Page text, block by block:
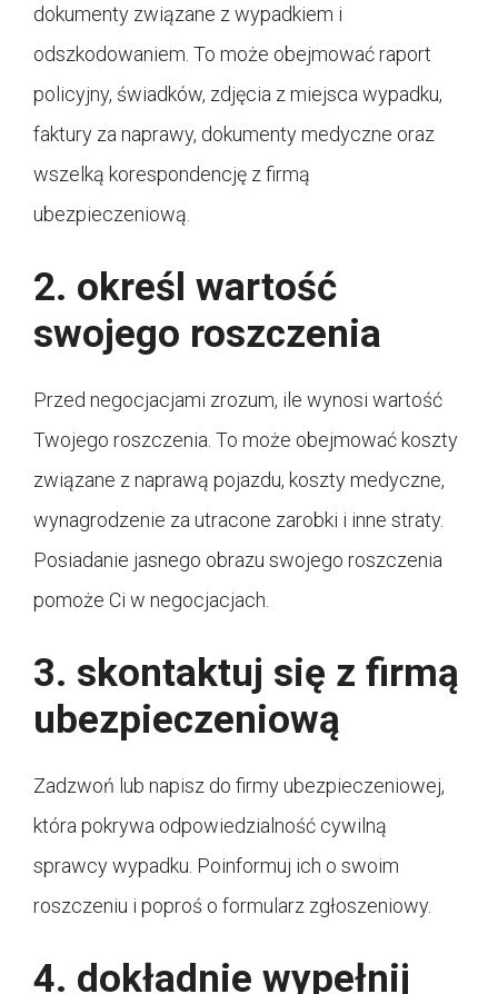
dokumenty związane z wypadkiem i
odszkodowaniem. To może obejmować raport
policyjny, świadków, zdjęcia z miejsca wypadku,
faktury za naprawy, dokumenty medyczne oraz
wszelką korespondencję z firmą
ubezpieczeniową.
2. określ wartość
swojego roszczenia
Przed negocjacjami zrozum, ile wynosi wartość
Twojego roszczenia. To może obejmować koszty
związane z naprawą pojazdu, koszty medyczne,
wynagrodzenie za utracone zarobki i inne straty.
Posiadanie jasnego obrazu swojego roszczenia
pomoże Ci w negocjacjach.
3. skontaktuj się z firmą
ubezpieczeniową
Zadzwoń lub napisz do firmy ubezpieczeniowej,
która pokrywa odpowiedzialność cywilną
sprawcy wypadku. Poinformuj ich o swoim
roszczeniu i poproś o formularz zgłoszeniowy.
4. dokładnie wypełnij